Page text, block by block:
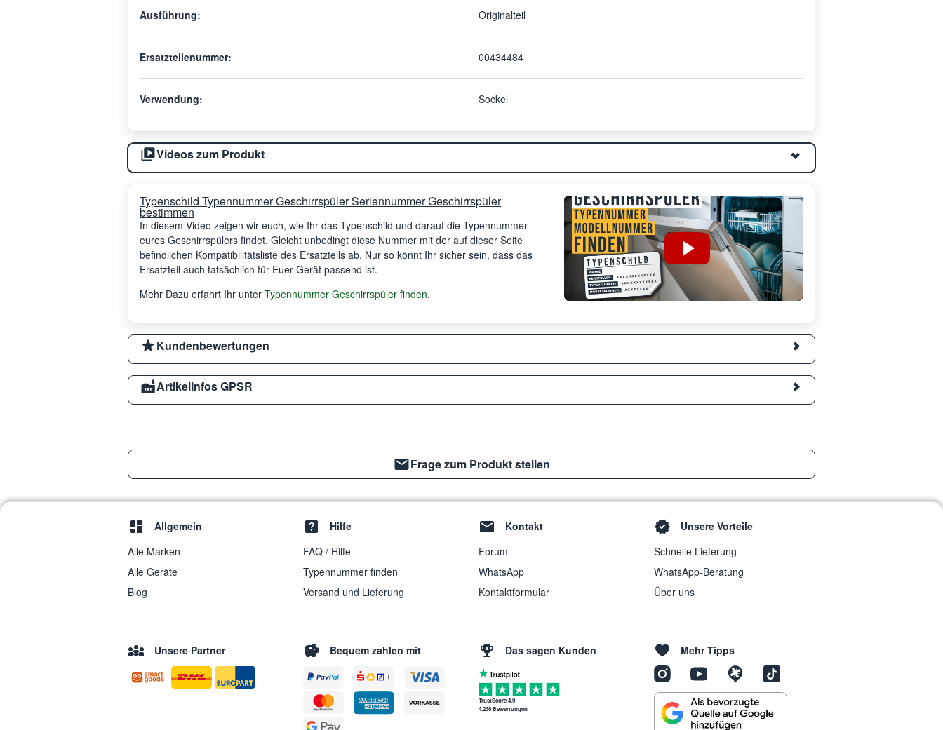
Ausführung:
Originalteil
Ersatzteilenummer: 00434484
Verwendung: Sockel
Videos zum Produkt
Typenschild Typennummer Geschirrspüler Seriennummer Geschirrspüler
bestimmen
In diesem Video zeigen wir euch, wie Ihr das Typenschild und darauf die Typennummer
eures Geschirrspülers findet. Gleicht unbedingt diese Nummer mit der auf dieser Seite
befindlichen Kompatibilitätsliste des Ersatzteils ab. Nur so könnt Ihr sicher sein, dass das
Ersatzteil auch tatsächlich für Euer Gerät passend ist.
Mehr Dazu erfahrt Ihr unter Typennummer Geschirrspüler finden.
Kundenbewertungen
Artikelinfos GPSR
Frage zum Produkt stellen
Allgemein
Alle Marken
Alle Geräte
Blog
Hilfe
FAQ / Hilfe
Typennummer finden
Versand und Lieferung
Kontakt
Forum
WhatsApp
Kontaktformular
Unsere Vorteile
Schnelle Lieferung
WhatsApp-Beratung
Über uns
Unsere Partner Bequem zahlen mit Das sagen Kunden
TrustScore 4.9
4.238 Bewertungen
Mehr Tipps